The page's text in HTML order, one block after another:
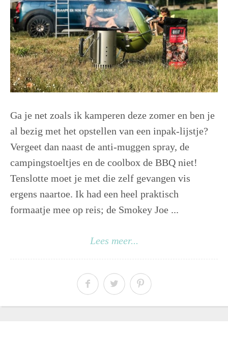
Ga je net zoals ik kamperen deze zomer en ben je
al bezig met het opstellen van een inpak-lijstje?
Vergeet dan naast de anti-muggen spray, de
campingstoeltjes en de coolbox de BBQ niet!
Tenslotte moet je met die zelf gevangen vis
ergens naartoe. Ik had een heel praktisch
formaatje mee op reis; de Smokey Joe ...
Lees meer...